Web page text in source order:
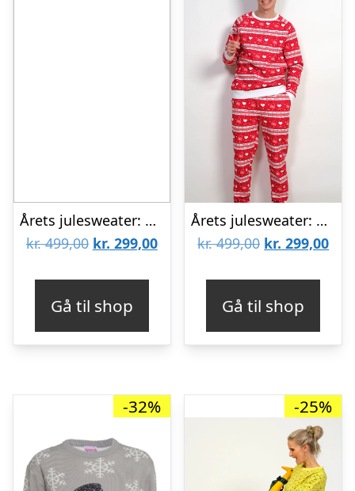
Årets julesweater: Valentinessæt Navy – herre / mænd. Ugly Christmas Sweater lavet i Danmark
kr.499,00 Den
var:
kr. 499,00.
kr. 299,00Den
kr. 299,00.
Gå til shop
Årets julesweater: Valentinssæt Rød – herre / mænd. Ugly Christmas Sweater lavet i Danmark
kr.499,00 Den
var:
kr. 499,00.
kr. 299,00Den
kr.
Gå til shop
-32% -25%